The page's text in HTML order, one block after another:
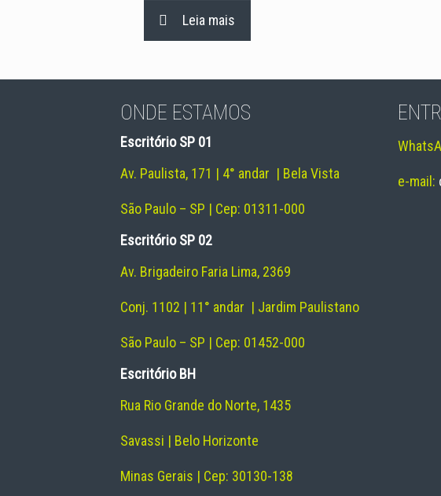
Leia mais
ONDE ESTAMOS
Escritório SP 01
Av. Paulista, 171 | 4° andar | Bela Vista
São Paulo – SP | Cep: 01311-000
Escritório SP 02
Av. Brigadeiro Faria Lima, 2369
Conj. 1102 | 11° andar | Jardim Paulistano
São Paulo – SP | Cep: 01452-000
Escritório BH
Rua Rio Grande do Norte, 1435
Savassi | Belo Horizonte
Minas Gerais | Cep: 30130-138
e-mail: